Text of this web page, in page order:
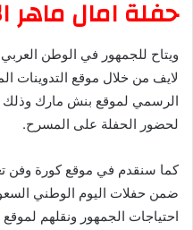
حفلة امال ماهر
ويتاح للجمهور في الوطن
لايف من خلال موقع التدوينات
الرسمي لموقع بنش مارك وذلك
لحضور الحفلة على المسرح.
كما سنقدم في موقع كورة وفن
احتياجات الجمهور ونقلهم